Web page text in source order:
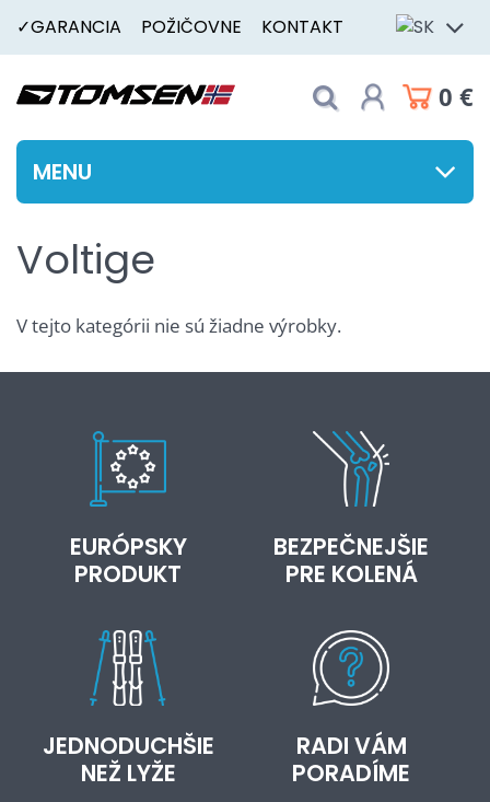
✓GARANCIA POŽIČOVNE KONTAKT
0 €
MENU
Voltige
V tejto kategórii nie sú žiadne výrobky.
EURÓPSKY
PRODUKT
BEZPEČNEJŠIE
PRE KOLENÁ
JEDNODUCHŠIE
NEŽ LYŽE
RADI VÁM
PORADÍME